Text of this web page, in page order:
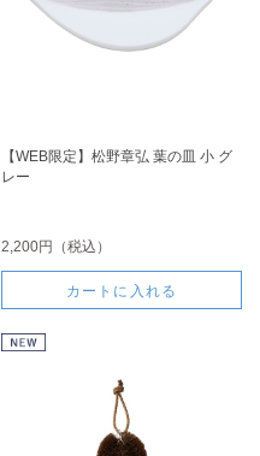
【WEB限定】松野章弘 葉の皿 小 グ
レー
2,200円（税込）
カートに入れる